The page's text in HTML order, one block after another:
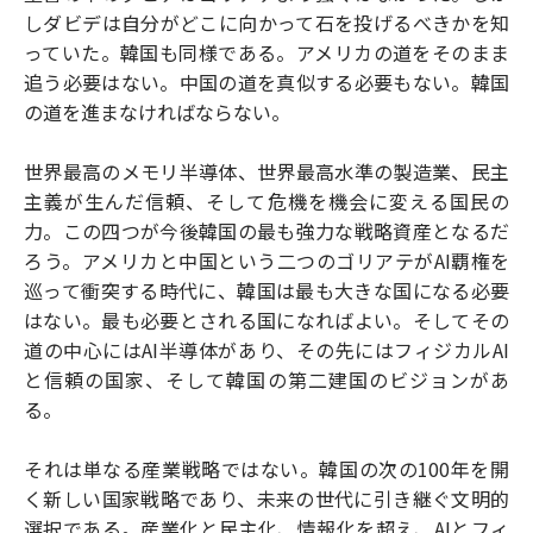
しダビデは自分がどこに向かって石を投げるべきかを知
っていた。韓国も同様である。アメリカの道をそのまま
追う必要はない。中国の道を真似する必要もない。韓国
の道を進まなければならない。
世界最高のメモリ半導体、世界最高水準の製造業、民主
主義が生んだ信頼、そして危機を機会に変える国民の
力。この四つが今後韓国の最も強力な戦略資産となるだ
ろう。アメリカと中国という二つのゴリアテがAI覇権を
巡って衝突する時代に、韓国は最も大きな国になる必要
はない。最も必要とされる国になればよい。そしてその
道の中心にはAI半導体があり、その先にはフィジカルAI
と信頼の国家、そして韓国の第二建国のビジョンがあ
る。
それは単なる産業戦略ではない。韓国の次の100年を開
く新しい国家戦略であり、未来の世代に引き継ぐ文明的